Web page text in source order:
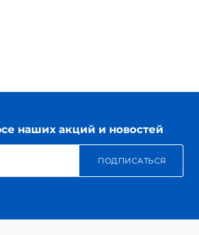
наших акций и новостей
ПОДПИСАТЬСЯ